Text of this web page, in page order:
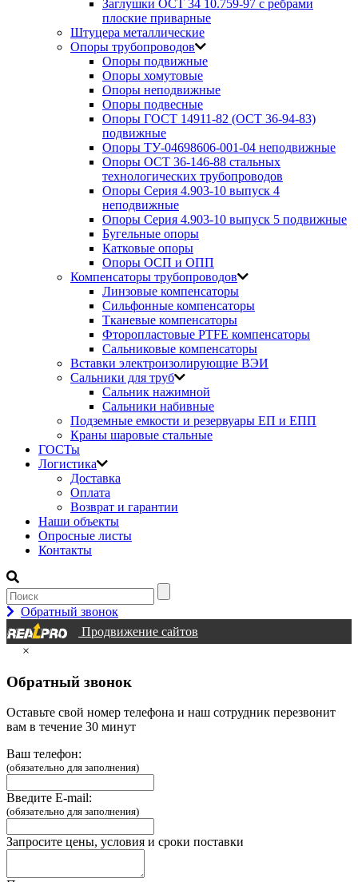
Заглушки ОСТ 34 10.759-97 с ребрами
плоские приварные
Штуцера металлические
Опоры трубопроводов
Опоры подвижные
Опоры хомутовые
Опоры неподвижные
Опоры подвесные
Опоры ГОСТ 14911-82 (ОСТ 36-94-83)
подвижные
Опоры ТУ-04698606-001-04 неподвижные
Опоры ОСТ 36-146-88 стальных
технологических трубопроводов
Опоры Серия 4.903-10 выпуск 4
неподвижные
Опоры Серия 4.903-10 выпуск 5 подвижные
Бугельные опоры
Катковые опоры
Опоры ОСП и ОПП
Компенсаторы трубопроводов
Линзовые компенсаторы
Сильфонные компенсаторы
Тканевые компенсаторы
Фторопластовые PTFE компенсаторы
Сальниковые компенсаторы
Вставки электроизолирующие ВЭИ
Сальники для труб
Сальник нажимной
Сальники набивные
Подземные емкости и резервуары ЕП и ЕПП
Краны шаровые стальные
ГОСТы
Логистика
Доставка
Оплата
Возврат и гарантии
Наши объекты
Опросные листы
Контакты
Обратный звонок
Продвижение сайтов
×
Обратный звонок
Оставьте свой номер телефона и наш сотрудник перезвонит
вам в течение 30 минут
Ваш телефон:
(обязательно для заполнения)
Введите E-mail:
(обязательно для заполнения)
Запросите цены, условия и сроки поставки